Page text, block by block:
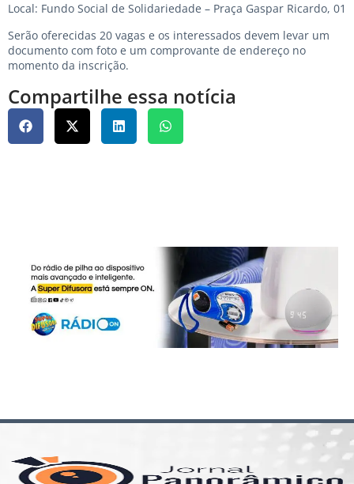
Local: Fundo Social de Solidariedade – Praça Gaspar Ricardo, 01
Serão oferecidas 20 vagas e os interessados devem levar um
documento com foto e um comprovante de endereço no
momento da inscrição.
Compartilhe essa notícia